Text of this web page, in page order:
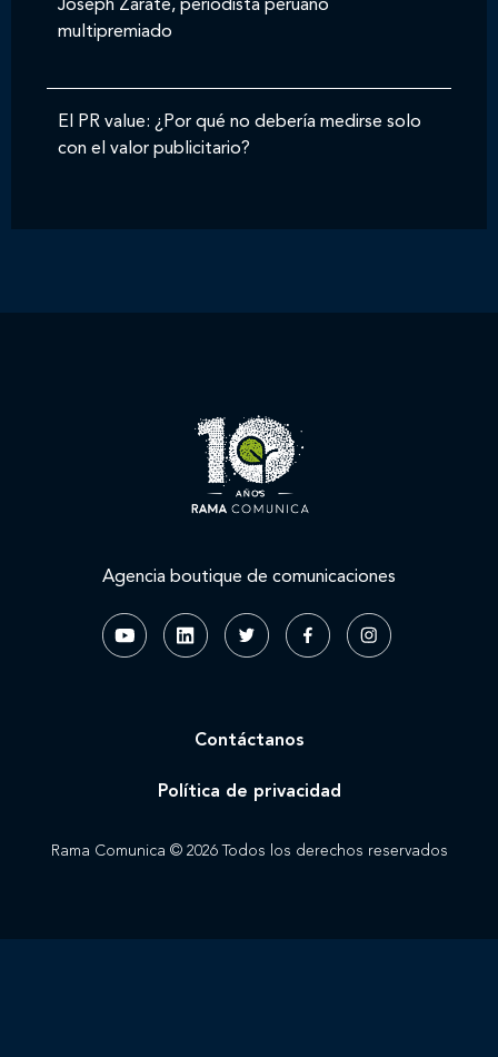
Joseph Zárate, periodista peruano
multipremiado
El PR value: ¿Por qué no debería medirse solo
con el valor publicitario?
Agencia boutique de comunicaciones
Rama Comunica © 2026 Todos los derechos reservados
Contáctanos
Política de privacidad